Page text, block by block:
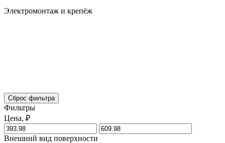
Электромонтаж и крепёж
Сброс фильтра
Фильтры
Цена, ₽
Внешний вид поверхности